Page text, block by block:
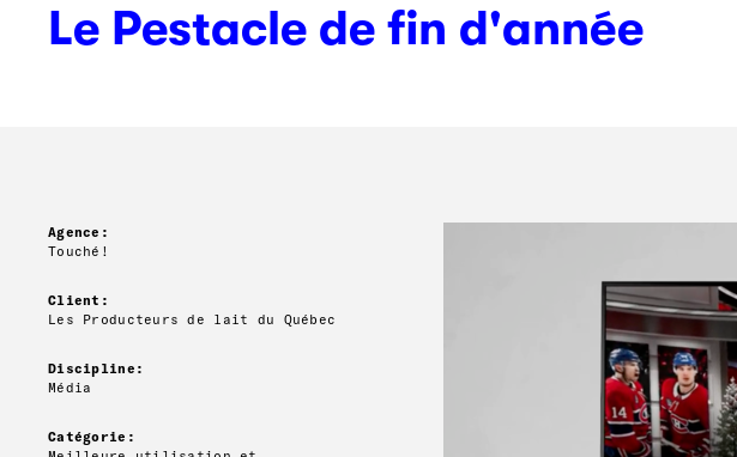
Le Pestacle de fin d'année
Agence:
Touché!
Client:
Les Producteurs de lait du Québec
Discipline:
Média
Catégorie: